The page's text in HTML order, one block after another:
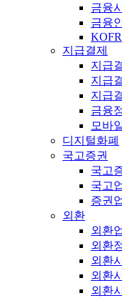
금융
금융
KOFR
지급결제
지급
지급
지급
금융
모바
디지털화폐
국고증권
국고
국고
증권
외환
외환
외환
외환
외환
외환